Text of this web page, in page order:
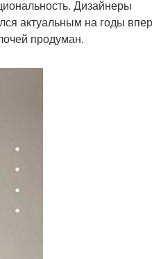
Дизайнеры
актуальным на годы
продуман.